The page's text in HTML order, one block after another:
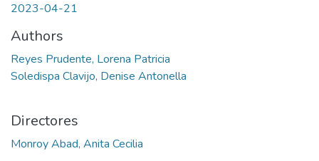
2023-04-21
Authors
Reyes Prudente, Lorena Patricia
Soledispa Clavijo, Denise Antonella
Directores
Monroy Abad, Anita Cecilia